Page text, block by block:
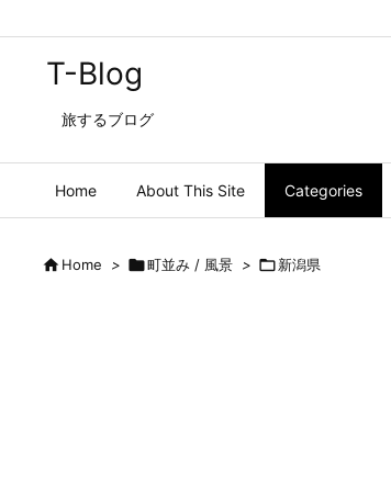
T-Blog
旅するブログ
Home About This Site Categories
Home > 町並み / 風景 > 新潟県